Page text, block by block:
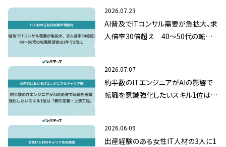
2026.07.23
AI普及でITコンサル需要が急拡大、求
人倍率30倍超え 40～50代の転職
2026.07.07
約半数のITエンジニアがAIの影響で
転職を意識強化したいスキル1位は
2026.06.09
出産経験のある女性IT人材の3人に1